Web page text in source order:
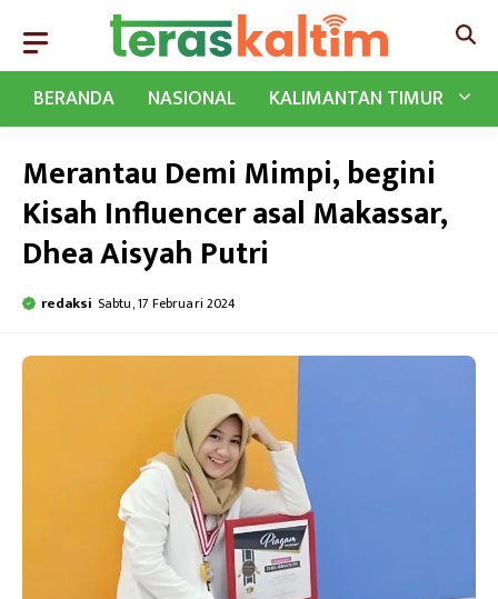
BERANDA
NASIONAL KALIMANTAN TIMUR
Merantau Demi Mimpi, begini
Kisah Influencer asal Makassar,
Dhea Aisyah Putri
redaksi Sabtu, 17 Februari 2024